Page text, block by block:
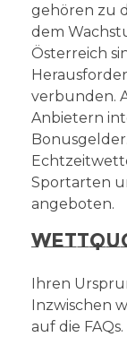
gehören zu
dem
Österreich
verbunden.
Anbietern
Sportarten
angeboten.
Ihren
Inzwischen
auf die